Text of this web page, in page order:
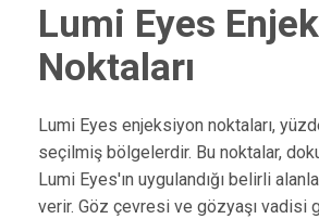
Lumi Eyes
Noktaları
Lumi Eyes enjeksiyon noktaları,
seçilmiş bölgelerdir. Bu noktalar, doku
Lumi Eyes'ın uygulandığı belirli
verir. Göz çevresi ve gözyaşı vadisi